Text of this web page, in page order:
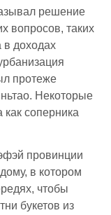
решение
вопросов, таких
в доходах
протеже
Некоторые
соперника
провинции
в котором
чтобы
букетов из